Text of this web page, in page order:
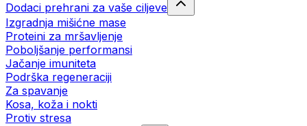
Dodaci prehrani za vaše ciljeve
Izgradnja mišićne mase
Proteini za mršavljenje
Poboljšanje performansi
Jačanje imuniteta
Podrška regeneraciji
Za spavanje
Kosa, koža i nokti
Protiv stresa